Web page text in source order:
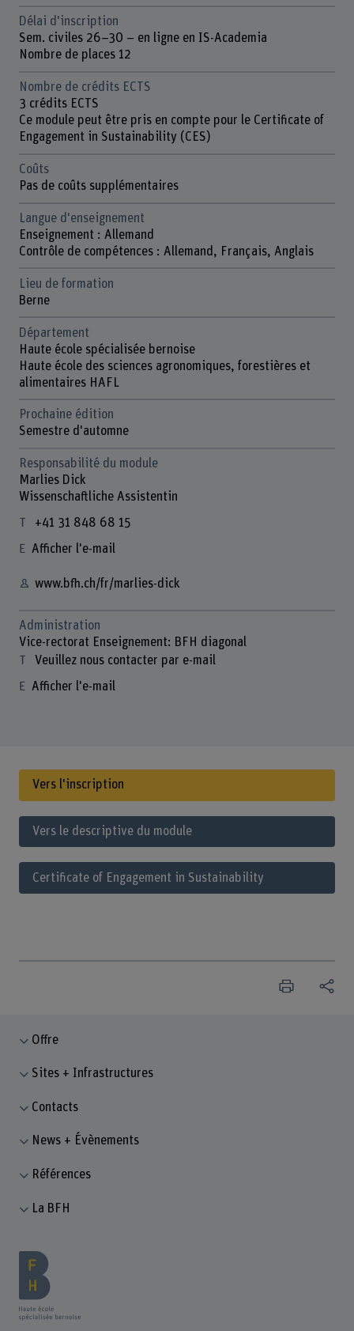
Délai d'inscription
Sem. civiles 26–30 – en ligne en IS-Academia
Nombre de places 12
Nombre de crédits ECTS
3 crédits ECTS
Ce module peut être pris en compte pour le Certificate of
Engagement in Sustainability (CES)
Coûts
Pas de coûts supplémentaires
Langue d'enseignement
Enseignement : Allemand
Contrôle de compétences : Allemand, Français, Anglais
Lieu de formation
Berne
Département
Haute école spécialisée bernoise
Haute école des sciences agronomiques, forestières et
alimentaires HAFL
Prochaine édition
Semestre d'automne
Responsabilité du module
Marlies Dick
Wissenschaftliche Assistentin
+41 31 848 68 15
Afficher l'e-mail
www.bfh.ch/fr/marlies-dick
Administration
Vice-rectorat Enseignement: BFH diagonal
Veuillez nous contacter par e-mail
Afficher l'e-mail
Vers l'inscription
Vers le descriptive du module
Certificate of Engagement in Sustainability
Offre
Sites + Infrastructures
Contacts
News + Évènements
Références
La BFH